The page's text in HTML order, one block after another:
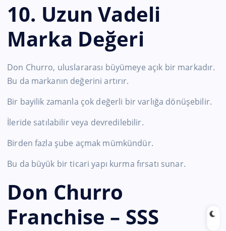
10. Uzun Vadeli
Marka Değeri
Don Churro, uluslararası büyümeye açık bir markadır.
Bu da markanın değerini artırır.
Bir bayilik zamanla çok değerli bir varlığa dönüşebilir.
İleride satılabilir veya devredilebilir.
Birden fazla şube açmak mümkündür.
Bu da büyük bir ticari yapı kurma fırsatı sunar.
Don Churro
Franchise – SSS